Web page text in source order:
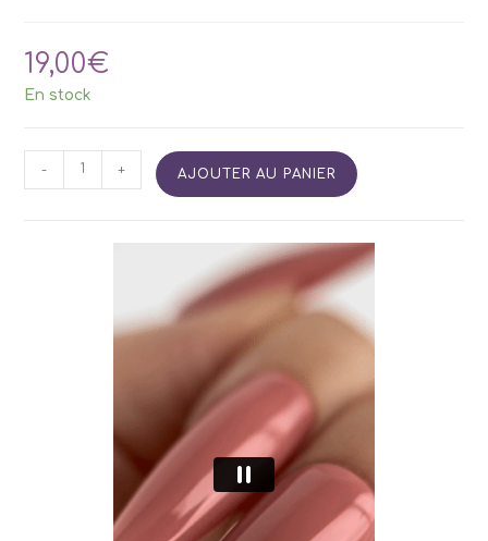
19,00€
En stock
quantité
- + AJOUTER AU PANIER